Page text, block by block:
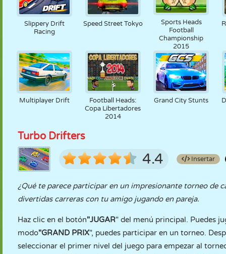
Slippery Drift
Racing
Speed Street Tokyo
Sports Heads
Football
Championship
2015
Multiplayer Drift
Football Heads:
Copa Libertadores
2014
Grand City Stunts
Turbo Drifters
4.4 Insertar
¿Qué te parece participar en un impresionante torneo de
divertidas carreras con tu amigo jugando en pareja.
Haz clic en el botón"JUGAR" del menú principal. Puedes
modo"GRAND PRIX", puedes participar en un torneo.
seleccionar el primer nivel del juego para empezar al